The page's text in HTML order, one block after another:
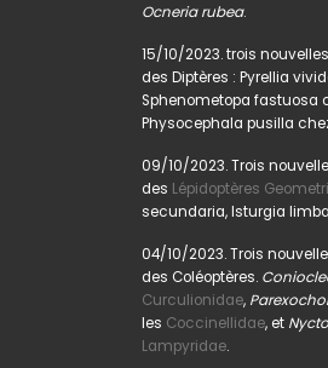
Ocneria rubea.
15/10/2023. trois
des Diptères : Pyrellia
Sphenometopa fastuosa
Physocephala pusilla
09/10/2023. Trois
des Lépidoptères
secundaria, Isturgia
04/10/2023. Trois
des Coléoptères.
Curculionidae,
les Coccinellidae, et
Lampyridae.